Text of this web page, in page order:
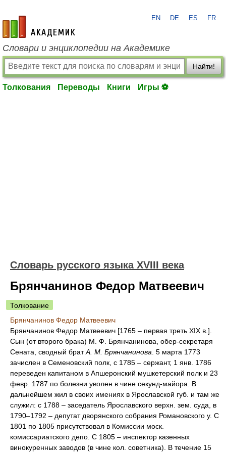
academic.ru
EN DE ES FR
Словари и энциклопедии на Академике
Найти!
Толкования Переводы Книги Игры ⚽
Словарь русского языка XVIII века
Брянчанинов Федор Матвеевич
Толкование
Брянчанинов Федор Матвеевич
Брянчанинов Федор Матвеевич [1765 – первая треть XIX в.].
Сын (от второго брака) М. Ф. Брянчанинова, обер-секретаря
Сената, сводный братА. М. Брянчанинова . 5 марта 1773
зачислен в Семеновский полк, с 1785 – сержант, 1 янв. 1786
переведен капитаном в Апшеронский мушкетерский полк и 23
февр. 1787 по болезни уволен в чине секунд-майора. В
дальнейшем жил в своих имениях в Ярославской губ. и там же
служил: с 1788 – заседатель Ярославского верхн. зем. суда, в
1790–1792 – депутат дворянского собрания Романовского у. С
1801 по 1805 присутствовал в Комиссии моск.
комиссариатского депо. С 1805 – инспектор казенных
винокуренных заводов (в чине кол. советника). В течение 15